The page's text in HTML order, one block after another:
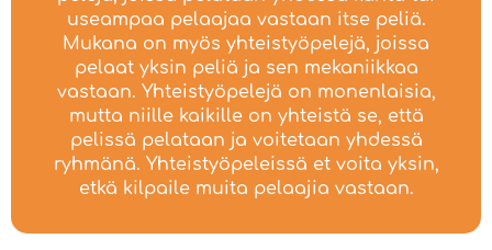
useampaa pelaajaa vastaan itse peliä.
Mukana on myös yhteistyöpelejä, joissa
pelaat yksin peliä ja sen mekaniikkaa
vastaan. Yhteistyöpelejä on monenlaisia,
mutta niille kaikille on yhteistä se, että
pelissä pelataan ja voitetaan yhdessä
ryhmänä. Yhteistyöpeleissä et voita yksin,
etkä kilpaile muita pelaajia vastaan.